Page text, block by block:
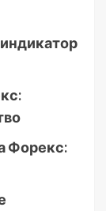
Форекс: